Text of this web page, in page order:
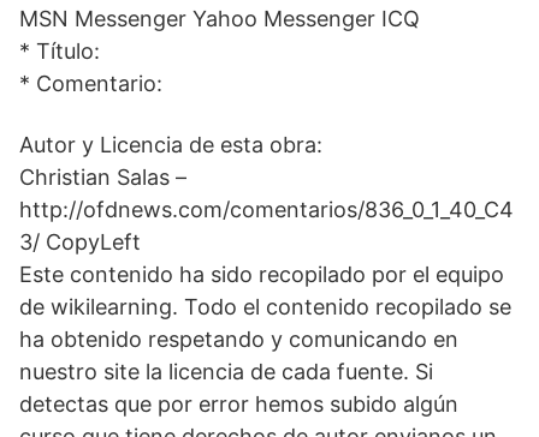
MSN Messenger Yahoo Messenger ICQ
* Título:
* Comentario:
Autor y Licencia de esta obra:
Christian Salas –
http://ofdnews.com/comentarios/836_0_1_40_C4
3/ CopyLeft
Este contenido ha sido recopilado por el equipo
de wikilearning. Todo el contenido recopilado se
ha obtenido respetando y comunicando en
nuestro site la licencia de cada fuente. Si
detectas que por error hemos subido algún